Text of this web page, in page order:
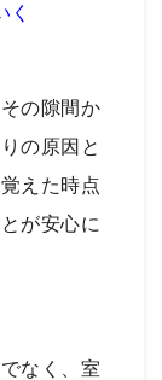
く
の隙間か
の原因と
えた時点
が安心に
なく、室